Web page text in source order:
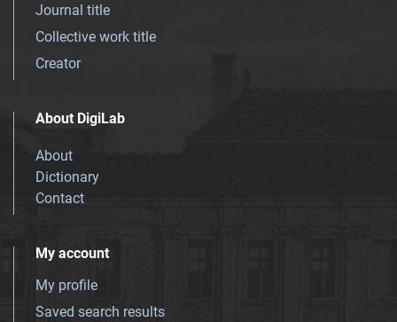
Journal title
Collective work title
Creator
About DigiLab
About
Dictionary
Contact
My account
My profile
Saved search results